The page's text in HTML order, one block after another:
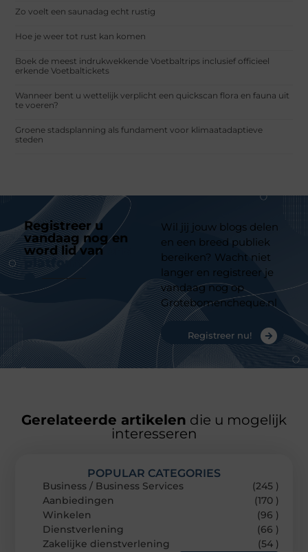
Zo voelt een saunadag echt rustig
Hoe je weer tot rust kan komen
Boek de meest indrukwekkende Voetbaltrips inclusief officieel
erkende Voetbaltickets
Wanneer bent u wettelijk verplicht een quickscan flora en fauna uit
te voeren?
Groene stadsplanning als fundament voor klimaatadaptieve
steden
Registreer u
vandaag nog en
word lid van
platform
Wil jij jouw blogs delen
en een breed publiek
bereiken? Wacht niet
langer en registreer je
vandaag nog op
Grotebomencheque.nl
Registreer nu!
Gerelateerde artikelen die u mogelijk
interesseren
POPULAR CATEGORIES
Business / Business Services
(245 )
Aanbiedingen
(170 )
Winkelen
(96 )
Dienstverlening
(66 )
Zakelijke dienstverlening
(54 )